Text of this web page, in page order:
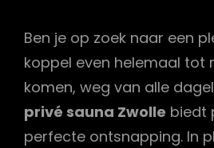
Ben je op zoek naar een
koppel even helemaal tot
komen, weg van alle
privé sauna Zwolle biedt
perfecte ontsnapping. In